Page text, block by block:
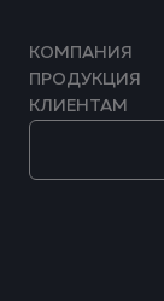
КОМПАНИЯ
ПРОДУКЦИЯ
КЛИЕНТАМ